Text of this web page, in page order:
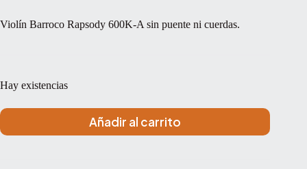
era:
es:
Violín Barroco Rapsody 600K-A sin puente ni cuerdas.
Hay existencias
Añadir al carrito